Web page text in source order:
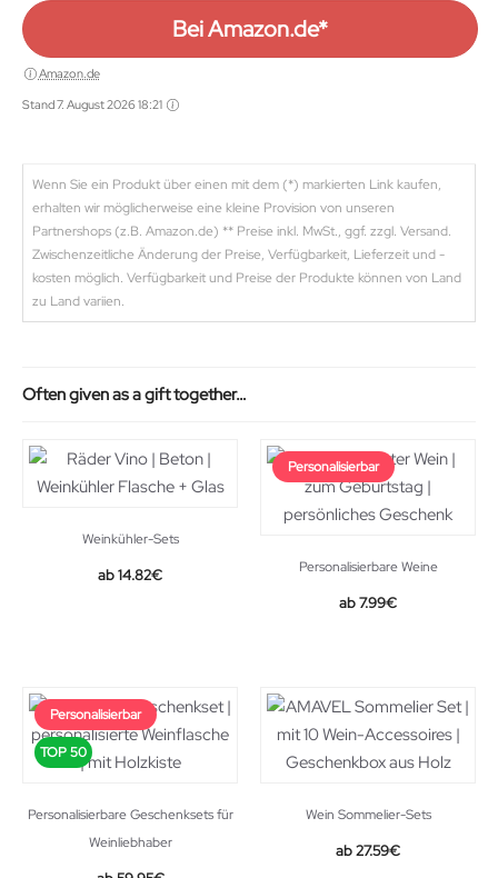
Bei Amazon.de*
Amazon.de
Stand 7. August 2026 18:21
Wenn Sie ein Produkt über einen mit dem (*) markierten Link kaufen,
erhalten wir möglicherweise eine kleine Provision von unseren
Partnershops (z.B. Amazon.de) ** Preise inkl. MwSt., ggf. zzgl. Versand.
Zwischenzeitliche Änderung der Preise, Verfügbarkeit, Lieferzeit und -
kosten möglich. Verfügbarkeit und Preise der Produkte können von Land
zu Land variien.
Often given as a gift together…
Weinkühler-Sets
Original
14.82€Current
Personalisierbar
Personalisierbare Weine
7.99€
Personalisierbar
TOP 50
Personalisierbare Geschenksets für
Weinliebhaber
Wein Sommelier-Sets
Original
27.59€Current